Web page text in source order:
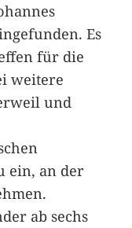
Es
für die
weitere
und
ein, an der
ab sechs